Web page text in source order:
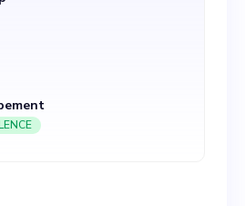
общаться с
Наша цель -